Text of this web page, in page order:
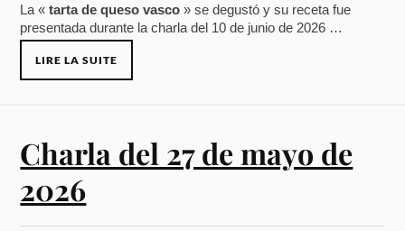
La «tarta de queso vasco » se degustó y su receta fue
presentada durante la charla del 10 de junio de 2026 …
LIRE LA SUITE
Charla del 27 de mayo de
2026